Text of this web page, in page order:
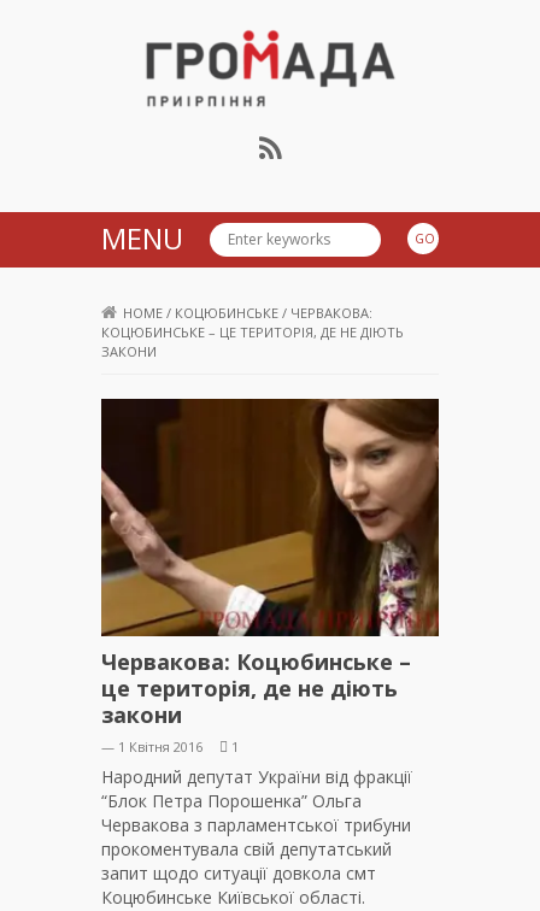
Громада Приірпіння
MENU
HOME / КОЦЮБИНСЬКЕ / ЧЕРВАКОВА:
КОЦЮБИНСЬКЕ – ЦЕ ТЕРИТОРІЯ, ДЕ НЕ ДІЮТЬ
ЗАКОНИ
Червакова: Коцюбинське –
це територія, де не діють
закони
— 1 Квітня 2016 1
Народний депутат України від фракції
“Блок Петра Порошенка” Ольга
Червакова з парламентської трибуни
прокоментувала свій депутатський
запит щодо ситуації довкола смт
Коцюбинське Київської області.